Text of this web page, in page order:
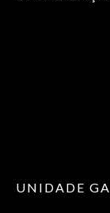
UNIDADE